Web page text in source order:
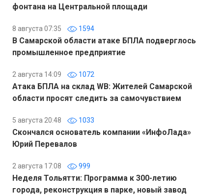
фонтана на Центральной площади
8 августа 07:35 1594
В Самарской области атаке БПЛА подверглось
промышленное предприятие
2 августа 14:09 1072
Атака БПЛА на склад WB: Жителей Самарской
области просят следить за самочувствием
5 августа 20:48 1033
Скончался основатель компании «ИнфоЛада»
Юрий Перевалов
2 августа 17:08 999
Неделя Тольятти: Программа к 300-летию
города, реконструкция в парке, новый завод